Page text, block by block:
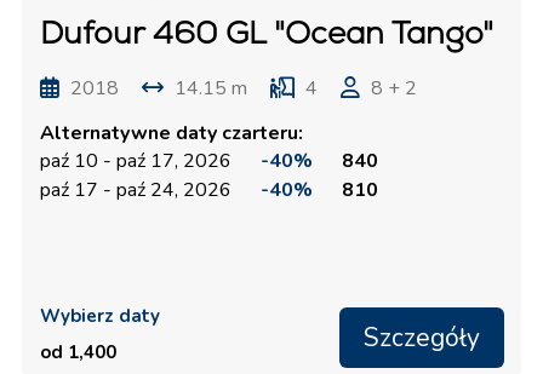
Dufour 460 GL "Ocean Tango"
2018 14.15 m 4
8 + 2
Alternatywne daty czarteru:
paź 10 - paź 17, 2026
-40%
840
paź 17 - paź 24, 2026
-40% 810
Wybierz daty
od 1,400
Szczegóły